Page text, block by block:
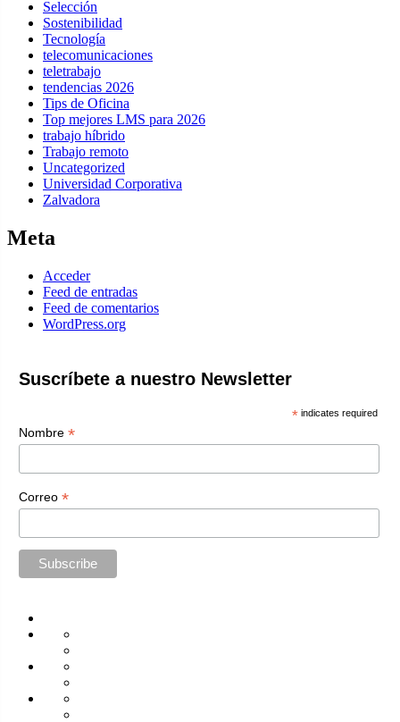
Selección
Sostenibilidad
Tecnología
telecomunicaciones
teletrabajo
tendencias 2026
Tips de Oficina
Top mejores LMS para 2026
trabajo híbrido
Trabajo remoto
Uncategorized
Universidad Corporativa
Zalvadora
Meta
Acceder
Feed de entradas
Feed de comentarios
WordPress.org
Suscríbete a nuestro Newsletter
* indicates required
Nombre *
Correo *
Administración
Capacitación
Desarrollo